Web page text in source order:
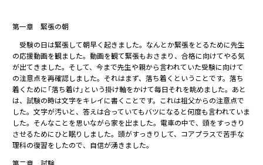
第一章 緊張の朝
受験の日は緊張して朝早く起きました。なんとか緊張をとるために先生
の応援動画を観ました。動画を観て緊張もおさまり、合格に向けてやる気
が出てきました。そして、今まで先生や親から言われていた受験に向けて
の注意点を再確認しました。それはまず、落ち着くということです。落ち
着くために「落ち着け」という掛け軸をかけて毎日それを眺めました。あと
は、試験の時は文字をキレイに書くことです。これは祖父からの注意点で
した。文字が汚いと、答えは合っていてもバツになると何度も言われていま
した。そんなことを思いながら家を出ました。電車の中で、頭をすっきり
させるためにひと眠りしました。頭がすっきりして、コアプラスで苦手な
理科の復習をしたので、自信が湧きました。
第二章 試験